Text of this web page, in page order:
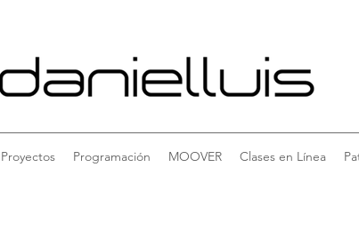
Proyectos Programación MOOVER Clases en Línea